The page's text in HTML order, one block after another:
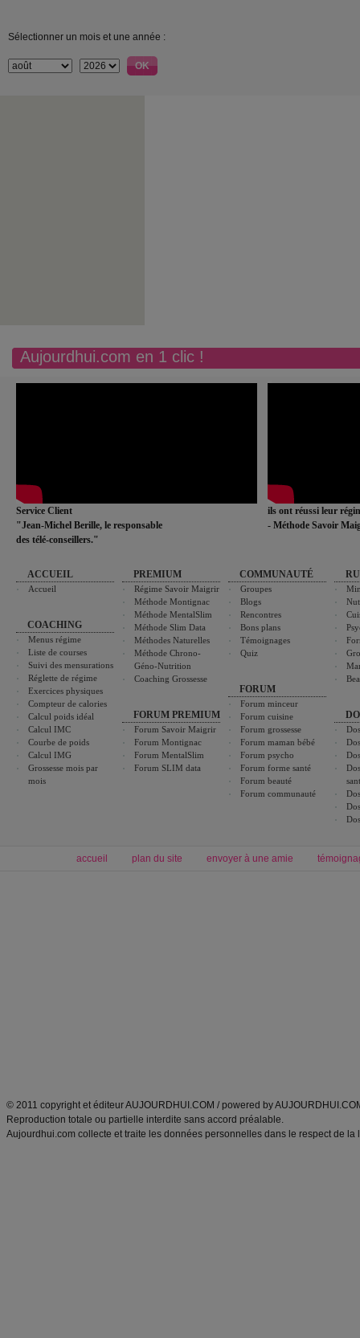
Sélectionner un mois et une année :
Aujourdhui.com en 1 clic !
Service Client
"Jean-Michel Berille, le responsable
des télé-conseillers."
ils ont réussi leur
- Méthode Savoir
ACCUEIL
Accueil
COACHING
Menus régime
Liste de courses
Suivi des mensurations
Réglette de régime
Exercices physiques
Compteur de calories
Calcul poids idéal
Calcul IMC
Courbe de poids
Calcul IMG
Grossesse mois par
mois
PREMIUM
Régime Savoir Maigrir
Méthode Montignac
Méthode MentalSlim
Méthode Slim Data
Méthodes Naturelles
Méthode Chrono-
Géno-Nutrition
Coaching Grossesse
FORUM PREMIUM
Forum Savoir Maigrir
Forum Montignac
Forum MentalSlim
Forum SLIM data
COMMUNAUTÉ
Groupes
Blogs
Rencontres
Bons plans
Témoignages
Quiz
FORUM
Forum minceur
Forum cuisine
Forum grossesse
Forum maman bébé
Forum psycho
Forum forme santé
Forum beauté
Forum communauté
accueil plan du site envoyer à une amie
© 2011 copyright et éditeur AUJOURDHUI.COM / powered by
Reproduction totale ou partielle interdite sans accord préalable.
Aujourdhui.com collecte et traite les données personnelles dans le respect de